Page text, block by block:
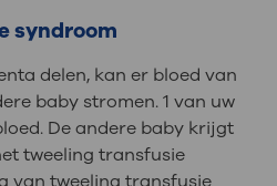
syndroom
delen, kan er bloed van
baby stromen. 1 van uw
De andere baby krijgt
tweeling transfusie